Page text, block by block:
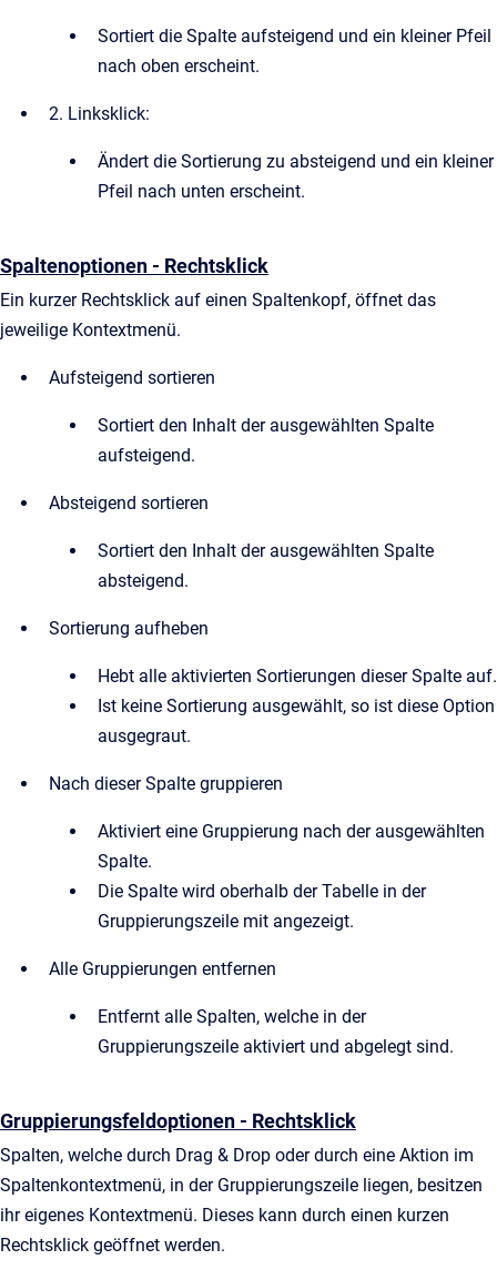
Sortiert die Spalte aufsteigend und ein kleiner Pfeil
nach oben erscheint.
2. Linksklick:
Ändert die Sortierung zu absteigend und ein kleiner
Pfeil nach unten erscheint.
Spaltenoptionen - Rechtsklick
Ein kurzer Rechtsklick auf einen Spaltenkopf, öffnet das
jeweilige Kontextmenü.
Aufsteigend sortieren
Sortiert den Inhalt der ausgewählten Spalte
aufsteigend.
Absteigend sortieren
Sortiert den Inhalt der ausgewählten Spalte
absteigend.
Sortierung aufheben
Hebt alle aktivierten Sortierungen dieser Spalte auf.
Ist keine Sortierung ausgewählt, so ist diese Option
ausgegraut.
Nach dieser Spalte gruppieren
Aktiviert eine Gruppierung nach der ausgewählten
Spalte.
Die Spalte wird oberhalb der Tabelle in der
Gruppierungszeile mit angezeigt.
Alle Gruppierungen entfernen
Entfernt alle Spalten, welche in der
Gruppierungszeile aktiviert und abgelegt sind.
Gruppierungsfeldoptionen - Rechtsklick
Spalten, welche durch Drag & Drop oder durch eine Aktion im
Spaltenkontextmenü, in der Gruppierungszeile liegen, besitzen
ihr eigenes Kontextmenü. Dieses kann durch einen kurzen
Rechtsklick geöffnet werden.